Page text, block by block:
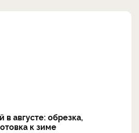
в августе: обрезка,
к зиме